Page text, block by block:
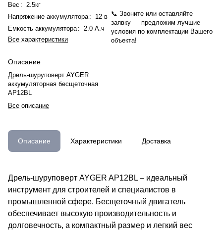
Вес :
2.5кг
Напряжение аккумулятора :
12 в
Емкость аккумулятора :
2.0 А.ч
Все характеристики
Описание
Дрель-шуруповерт AYGER
аккумуляторная бесщеточная
AP12BL
Все описание
📞 Звоните или оставляйте
заявку — предложим лучшие
условия по комплектации Вашего
объекта!
Описание Характеристики Доставка
Дрель-шуруповерт AYGER AP12BL – идеальный
инструмент для строителей и специалистов в
промышленной сфере. Бесщеточный двигатель
обеспечивает высокую производительность и
долговечность, а компактный размер и легкий вес